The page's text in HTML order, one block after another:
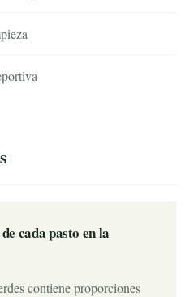
cada pasto en la
contiene proporciones